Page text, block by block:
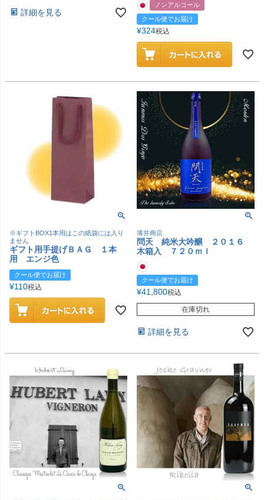
詳細を見る
ノンアルコール
クール便でお届け
¥324税込
※ギフトBOX1本用はこの紙袋には入り
ません
ギフト用手提げＢＡＧ １本
用 エンジ色
クール便でお届け
¥110税込
薄井商店
問天 純米大吟醸 ２０１６
木箱入 ７２０ｍｌ
クール便でお届け
¥41,800税込
在庫切れ
詳細を見る